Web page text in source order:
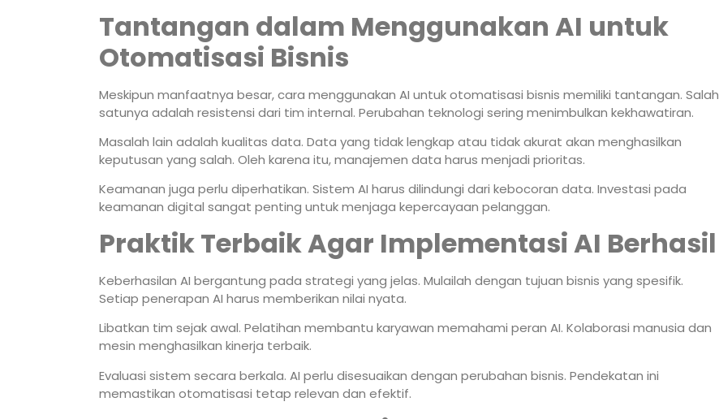
Tantangan dalam Menggunakan AI untuk
Otomatisasi Bisnis
Meskipun manfaatnya besar, cara menggunakan AI untuk otomatisasi bisnis memiliki tantangan. Salah
satunya adalah resistensi dari tim internal. Perubahan teknologi sering menimbulkan kekhawatiran.
Masalah lain adalah kualitas data. Data yang tidak lengkap atau tidak akurat akan menghasilkan
keputusan yang salah. Oleh karena itu, manajemen data harus menjadi prioritas.
Keamanan juga perlu diperhatikan. Sistem AI harus dilindungi dari kebocoran data. Investasi pada
keamanan digital sangat penting untuk menjaga kepercayaan pelanggan.
Praktik Terbaik Agar Implementasi AI Berhasil
Keberhasilan AI bergantung pada strategi yang jelas. Mulailah dengan tujuan bisnis yang spesifik.
Setiap penerapan AI harus memberikan nilai nyata.
Libatkan tim sejak awal. Pelatihan membantu karyawan memahami peran AI. Kolaborasi manusia dan
mesin menghasilkan kinerja terbaik.
Evaluasi sistem secara berkala. AI perlu disesuaikan dengan perubahan bisnis. Pendekatan ini
memastikan otomatisasi tetap relevan dan efektif.